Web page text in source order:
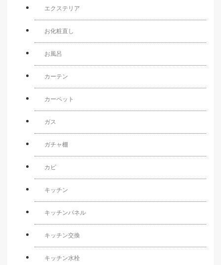
エクステリア
お化粧直し
お風呂
カーテン
カーペット
ガス
ガチャ棚
カビ
キッチン
キッチンパネル
キッチン交換
キッチン水栓